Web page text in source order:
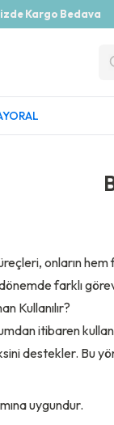
Kargo Bedava
onların
farklı
Kullanılır?
itibaren
destekler. Bu
uygundur.